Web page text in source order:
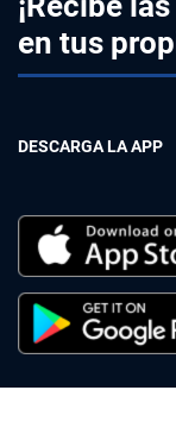
en tus
DESCARGA LA APP